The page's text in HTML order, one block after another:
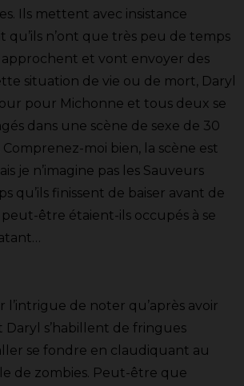
Ils mettent avec insistance
qu’ils n’ont que très peu de temps
approchent et vont envoyer des
situation de vie ou de mort, Daryl
pour Michonne et tous deux se
dans une scène de sexe de 30
moi bien, la scène est
je n’imagine pas les Sauveurs
qu’ils finissent de baiser avant de
être étaient-ils occupés à se
l’intrigue de noter qu’après avoir
Daryl s’habillent de fringues
se fondre en claudiquant au
de zombies. Peut-être que